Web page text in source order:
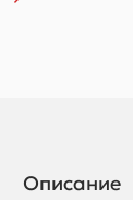
Описание